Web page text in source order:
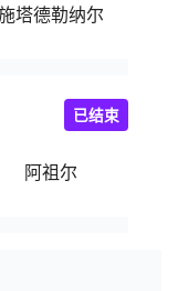
塔德勒纳尔
阿祖尔
已结束